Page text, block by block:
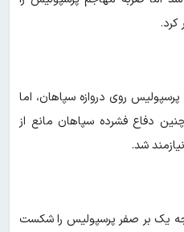
کرد.
پرسپولیس روی دروازه سپاهان، اما
دفاع فشرده سپاهان مانع از
شد.
یک بر صفر پرسپولیس را شکست